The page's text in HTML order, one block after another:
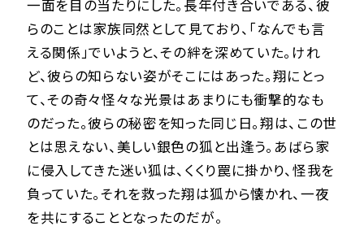
一面を目の当たりにした。長年付き合いである、彼
らのことは家族同然として見ており、「なんでも言
える関係」でいようと、その絆を深めていた。けれ
ど、彼らの知らない姿がそこにはあった。翔にとっ
て、その奇々怪々な光景はあまりにも衝撃的なも
のだった。彼らの秘密を知った同じ日。翔は、この世
とは思えない、美しい銀色の狐と出逢う。あばら家
に侵入してきた迷い狐は、くくり罠に掛かり、怪我を
負っていた。それを救った翔は狐から懐かれ、一夜
を共にすることとなったのだが―――。